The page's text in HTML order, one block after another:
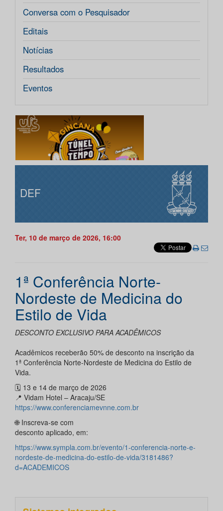
Conversa com o Pesquisador
Editais
Notícias
Resultados
Eventos
DEF
Ter, 10 de março de 2026, 16:00
1ª Conferência Norte-
Nordeste de Medicina do
Estilo de Vida
DESCONTO EXCLUSIVO PARA ACADÊMICOS
Acadêmicos receberão 50% de desconto na inscrição da
1ª Conferência Norte-Nordeste de Medicina do Estilo de
Vida.
🗓️ 13 e 14 de março de 2026
📍 Vidam Hotel – Aracaju/SE
https://www.conferenciamevnne.com.br
🌐 Inscreva-se com
desconto aplicado, em:
https://www.sympla.com.br/evento/1-conferencia-norte-e-
nordeste-de-medicina-do-estilo-de-vida/3181486?
d=ACADEMICOS